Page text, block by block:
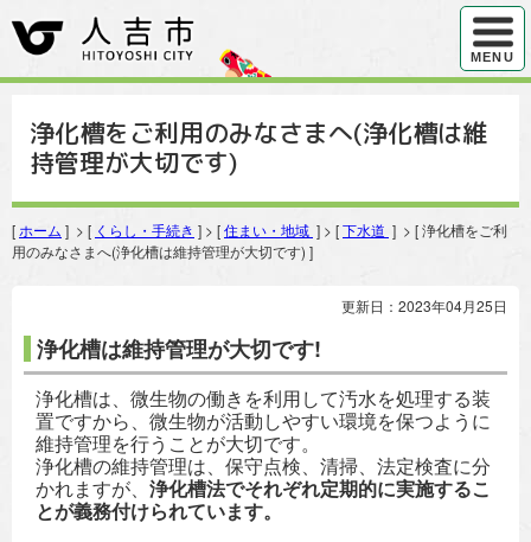
ハンバ
MENU
浄化槽をご利用のみなさまへ(浄化槽は維
持管理が大切です)
[ ホーム ] > [ くらし・手続き ] > [住まい・地域 ] > [下水道 ] > [ 浄化槽をご利
用のみなさまへ(浄化槽は維持管理が大切です) ]
更新日：2023年04月25日
浄化槽は維持管理が大切です!
浄化槽は、微生物の働きを利用して汚水を処理する装
置ですから、微生物が活動しやすい環境を保つように
維持管理を行うことが大切です。
浄化槽の維持管理は、保守点検、清掃、法定検査に分
かれますが、 浄化槽法でそれぞれ定期的に実施するこ
とが義務付けられています。